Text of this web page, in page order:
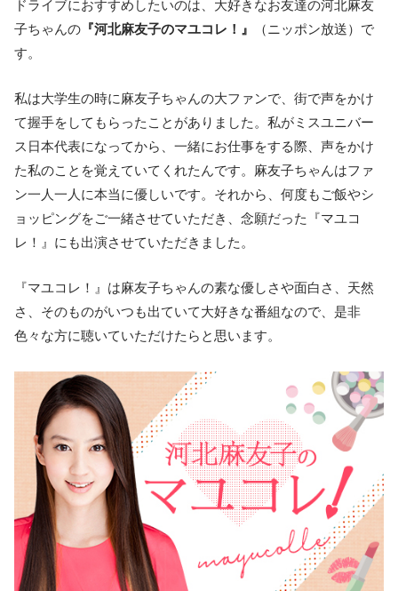
ドライブにおすすめしたいのは、大好きなお友達の河北麻友
子ちゃんの 『河北麻友子のマユコレ！』
（ニッポン放送）で
す。
私は大学生の時に麻友子ちゃんの大ファンで、街で声をかけ
て握手をしてもらったことがありました。私がミスユニバー
ス日本代表になってから、一緒にお仕事をする際、声をかけ
た私のことを覚えていてくれたんです。麻友子ちゃんはファ
ン一人一人に本当に優しいです。それから、何度もご飯やシ
ョッピングをご一緒させていただき、念願だった『マユコ
レ！』にも出演させていただきました。
『マユコレ！』は麻友子ちゃんの素な優しさや面白さ、天然
さ、そのものがいつも出ていて大好きな番組なので、是非
色々な方に聴いていただけたらと思います。